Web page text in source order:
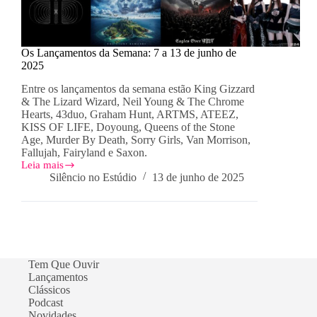
Os Lançamentos da Semana: 7 a 13 de junho de
2025
Entre os lançamentos da semana estão King Gizzard
& The Lizard Wizard, Neil Young & The Chrome
Hearts, 43duo, Graham Hunt, ARTMS, ATEEZ,
KISS OF LIFE, Doyoung, Queens of the Stone
Age, Murder By Death, Sorry Girls, Van Morrison,
Fallujah, Fairyland e Saxon.
Leia mais
Os
Lançamentos
junho
de
2025
Silêncio no Estúdio 13 de junho de 2025
Tem Que Ouvir
Lançamentos
Clássicos
Podcast